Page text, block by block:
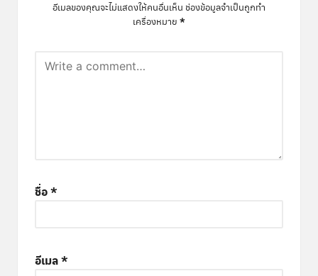
อีเมลของคุณจะไม่แสดงให้คนอื่นเห็น ช่องข้อมูลจำเป็นถูกทำ
เครื่องหมาย *
ชื่อ*
อีเมล*